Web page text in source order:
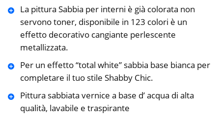
La pittura Sabbia per interni è già colorata non
servono toner, disponibile in 123 colori è un
effetto decorativo cangiante perlescente
metallizzata.
Per un effetto “total white” sabbia base bianca per
completare il tuo stile Shabby Chic.
Pittura sabbiata vernice a base d’ acqua di alta
qualità, lavabile e traspirante